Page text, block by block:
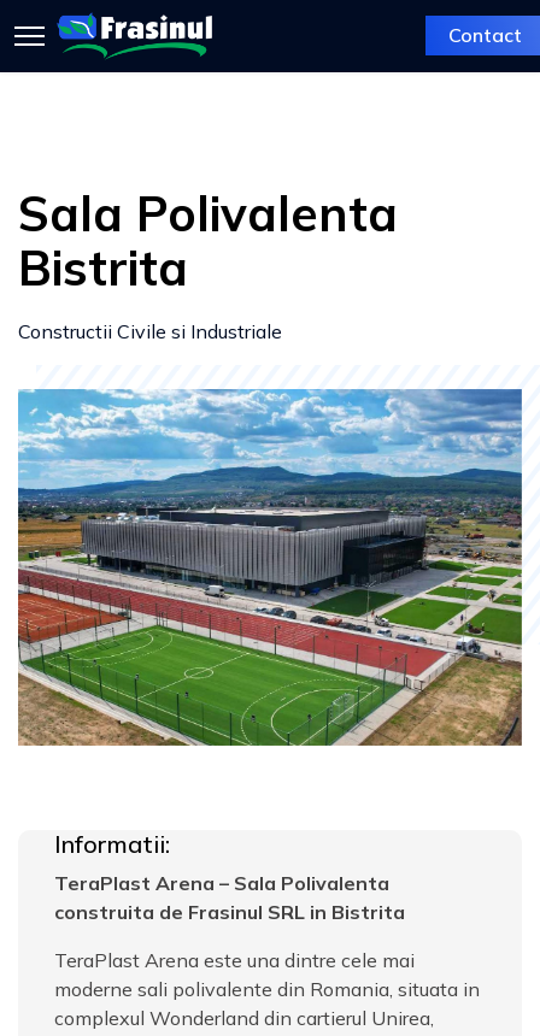
Contact
Sala Polivalenta
Bistrita
Constructii Civile si Industriale
Informatii:
TeraPlast Arena – Sala Polivalenta
construita de Frasinul SRL in Bistrita
TeraPlast Arena este una dintre cele mai
moderne sali polivalente din Romania, situata in
complexul Wonderland din cartierul Unirea,